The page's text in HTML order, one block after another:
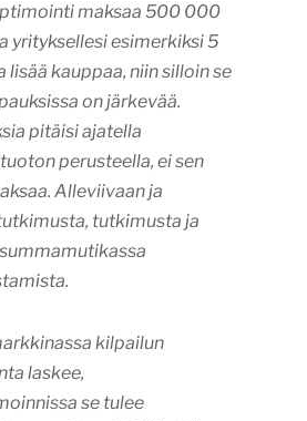
maksaa 500 000
yrityksellesi esimerkiksi 5
kauppaa, niin silloin se
on järkevää.
pitäisi ajatella
perusteella, ei sen
Alleviivaan ja
tutkimusta ja
kilpailun
laskee,
se tulee